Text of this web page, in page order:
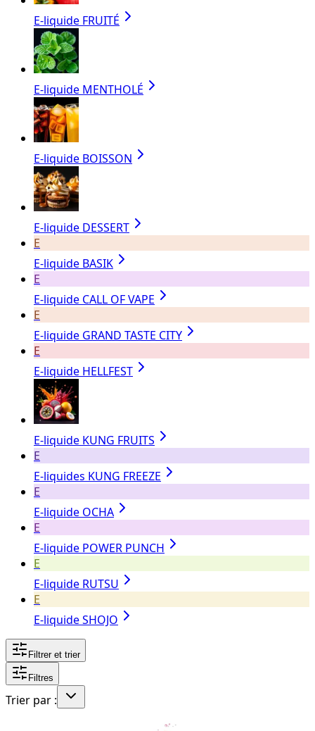
E-liquide FRUITÉ
E-liquide MENTHOLÉ
E-liquide BOISSON
E-liquide DESSERT
E
E-liquide BASIK
E
E-liquide CALL OF VAPE
E
E-liquide GRAND TASTE CITY
E
E-liquide HELLFEST
E-liquide KUNG FRUITS
E
E-liquides KUNG FREEZE
E
E-liquide OCHA
E
E-liquide POWER PUNCH
E
E-liquide RUTSU
E
E-liquide SHOJO
Filtrer et trier
Filtres
Trier par :